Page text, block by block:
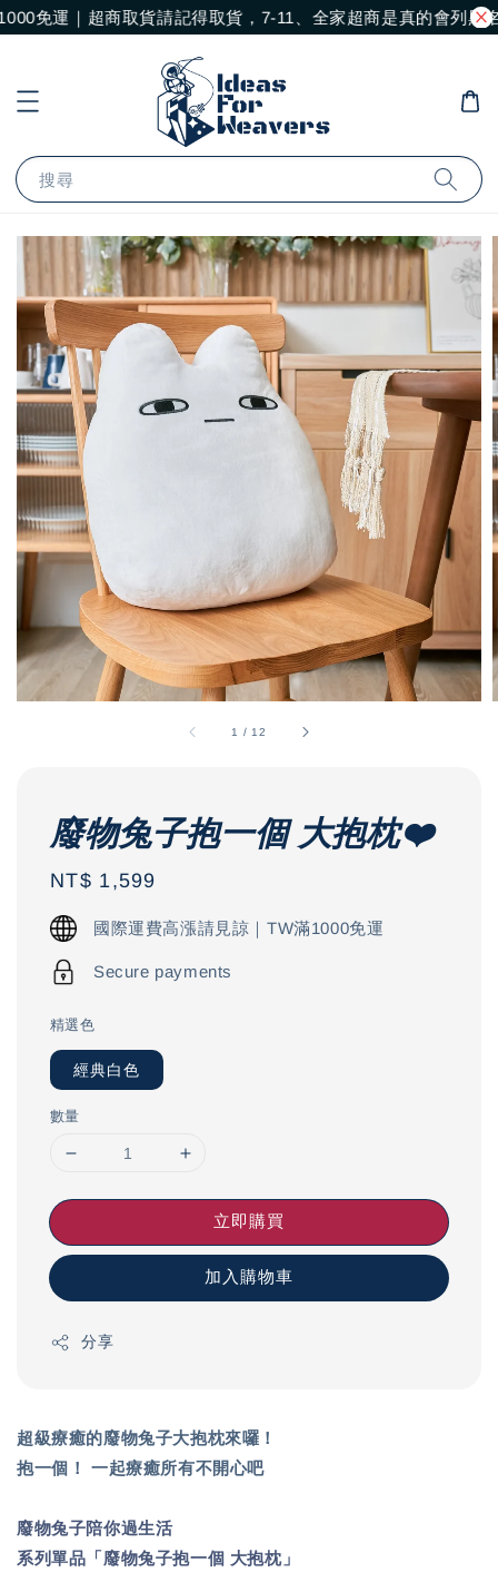
免運｜超商取貨請記得取貨，7-11、全家超商是真的會列黑名
搜尋
1 / 12
廢物兔子抱一個 大抱枕❤️
Regular
price
NT$ 1,599
國際運費高漲請見諒｜TW滿1000免運
Secure payments
精選色
經典白色
數量
立即購買
加入購物車
分享
超級療癒的廢物兔子大抱枕來囉！
抱一個！ 一起療癒所有不開心吧
廢物兔子陪你過生活
系列單品 「廢物兔子抱一個 大抱枕」